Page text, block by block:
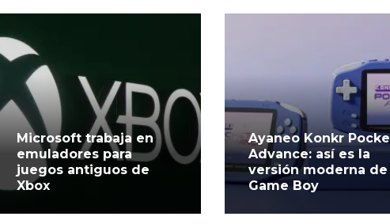
Microsoft trabaja en
emuladores para
juegos antiguos de
Xbox
Ayaneo Konkr
Advance: así es la
versión moderna de
Game Boy